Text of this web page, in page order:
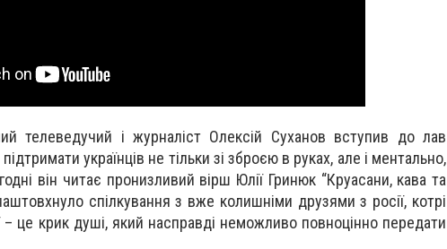
телеведучий і журналіст Олексій Суханов вступив до лав
українців не тільки зі зброєю в руках, але і ментально,
він читає пронизливий вірш Юлії Гринюк “Круасани, кава та
спілкування з вже колишніми друзями з росії, котрі
– це крик душі, який насправді неможливо повноцінно передати